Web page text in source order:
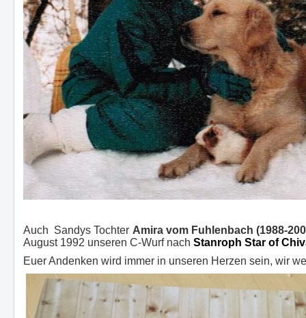
Auch Sandys Tochter Amira vom Fuhlenbach (1988-
August 1992 unseren C-Wurf nach Stanroph Star of
Euer Andenken wird immer in unseren Herzen sein, wir